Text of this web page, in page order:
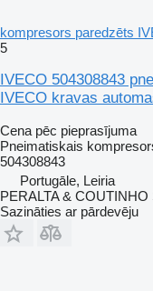
kompresors paredzēts
5
IVECO 504308843
IVECO kravas
Cena pēc pieprasījuma
Pneimatiskais
504308843
Portugāle, Leiria
PERALTA & COUTINHO
Sazināties ar pārdevēju